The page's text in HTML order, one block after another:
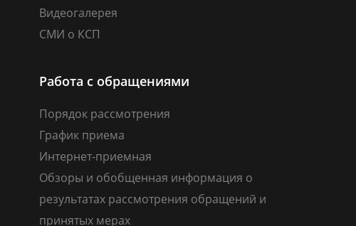
Видеогалерея
СМИ о КСП
Работа с обращениями
Порядок рассмотрения
График приема
Интернет-приемная
Обзоры и обобщенная информация о
результатах рассмотрения обращений и
принятых мерах